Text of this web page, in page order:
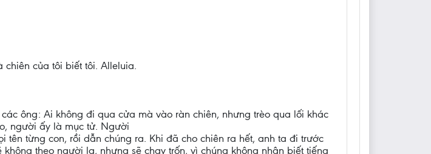
chiên của tôi biết tôi. Alleluia.
ông: Ai không đi qua cửa mà vào ràn chiên, nhưng trèo qua lối khác
người ấy là mục tử. Người
từng con, rồi dẫn chúng ra. Khi đã cho chiên ra hết, anh ta đi trước
theo người lạ, nhưng sẽ chạy trốn, vì chúng không nhận biết tiếng